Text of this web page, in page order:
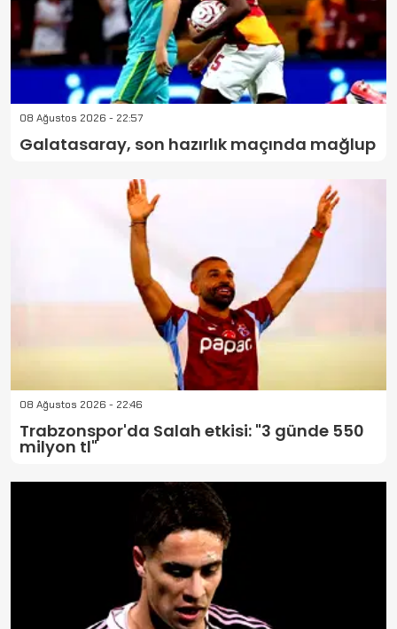
08 Ağustos 2026 - 22:57
Galatasaray, son hazırlık maçında mağlup
08 Ağustos 2026 - 22:46
Trabzonspor'da Salah etkisi: "3 günde 550
milyon tl"